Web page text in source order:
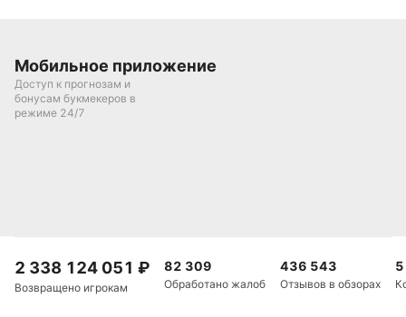
Мобильное приложение
Доступ к прогнозам и
бонусам букмекеров в
режиме 24/7
2 338 124 051 ₽
Возвращено игрокам
82 309
Обработано жалоб
436 543
Отзывов в обзорах